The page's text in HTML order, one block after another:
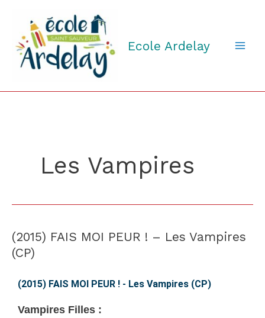
contenu
Ecole Ardelay
Les Vampires
(2015) FAIS MOI PEUR ! – Les Vampires
(CP)
(2015) FAIS MOI PEUR ! - Les Vampires (CP)
Vampires Filles :
(2015)
FAIS
PEUR